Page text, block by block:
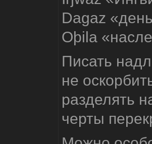
Dagaz
Oþila
Писать
не
разделять
черты